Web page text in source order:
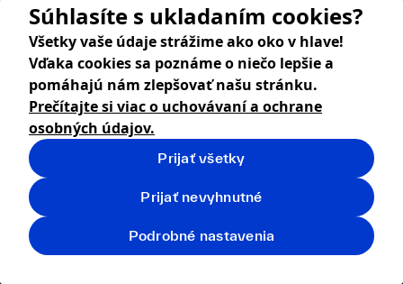
© 2026 ZITA, design by khn office,
Digital products by
Obchodné podmienky
Vrátenie tovaru
Doprava Cookies
Súhlasíte s ukladaním cookies?
Všetky vaše údaje strážime ako oko v hlave!
Vďaka cookies sa poznáme o niečo lepšie a
pomáhajú nám zlepšovať našu stránku.
Prečítajte si viac o uchovávaní a ochrane
osobných údajov.
Prijať všetky
Prijať nevyhnutné
Podrobné nastavenia